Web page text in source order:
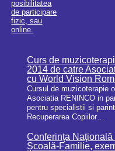
Curs de
2014 de catre
cu World Vision
Cursul de muzicoterapie
Asociatia RENINCO in
pentru specialistii si
Recuperarea Copiilor…
Conferinţa Naţională
Şcoală-Familie,